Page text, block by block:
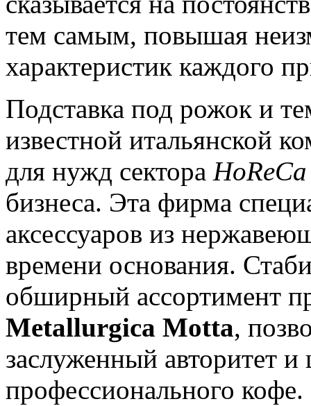
тем самым, повышая
характеристик каждого
Подставка под рожок и
известной итальянской
для нужд сектора HoReCa
бизнеса. Эта фирма
аксессуаров из
времени основания.
обширный ассортимент
Мetallurgica Motta,
заслуженный авторитет
профессионального кофе.